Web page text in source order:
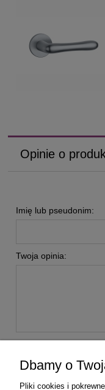
Opinie o
Imię lub pseudonim:
Twoja opinia:
Dbamy o
Pliki cookies i